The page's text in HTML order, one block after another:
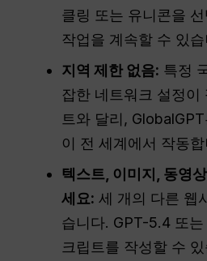
클링 또는 유니콘을
작업을 계속할 수 있습
지역 제한 없음: 특정
잡한 네트워크 설정이
트와 달리,
이 전 세계에서 작동합
텍스트, 이미지, 동영
세요: 세 개의 다른 웹
습니다. GPT-5.4 또
크립트를 작성할 수